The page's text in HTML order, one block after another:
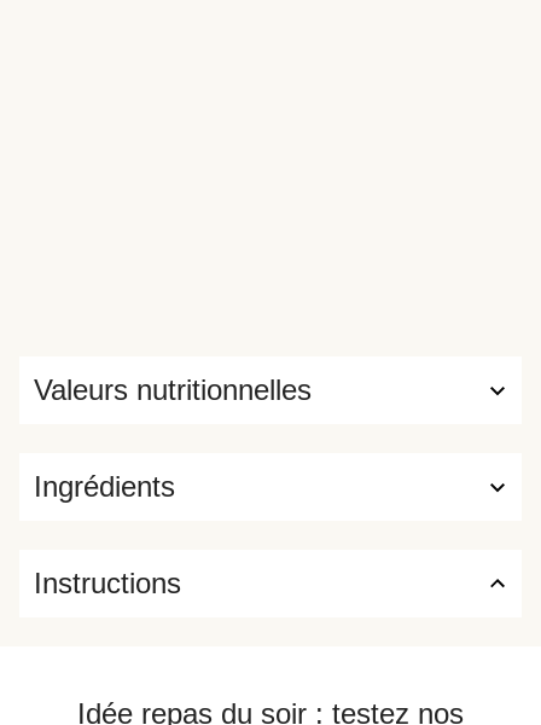
Ingrédients
Valeurs nutritionnelles
Instructions
Idée repas du soir : testez nos